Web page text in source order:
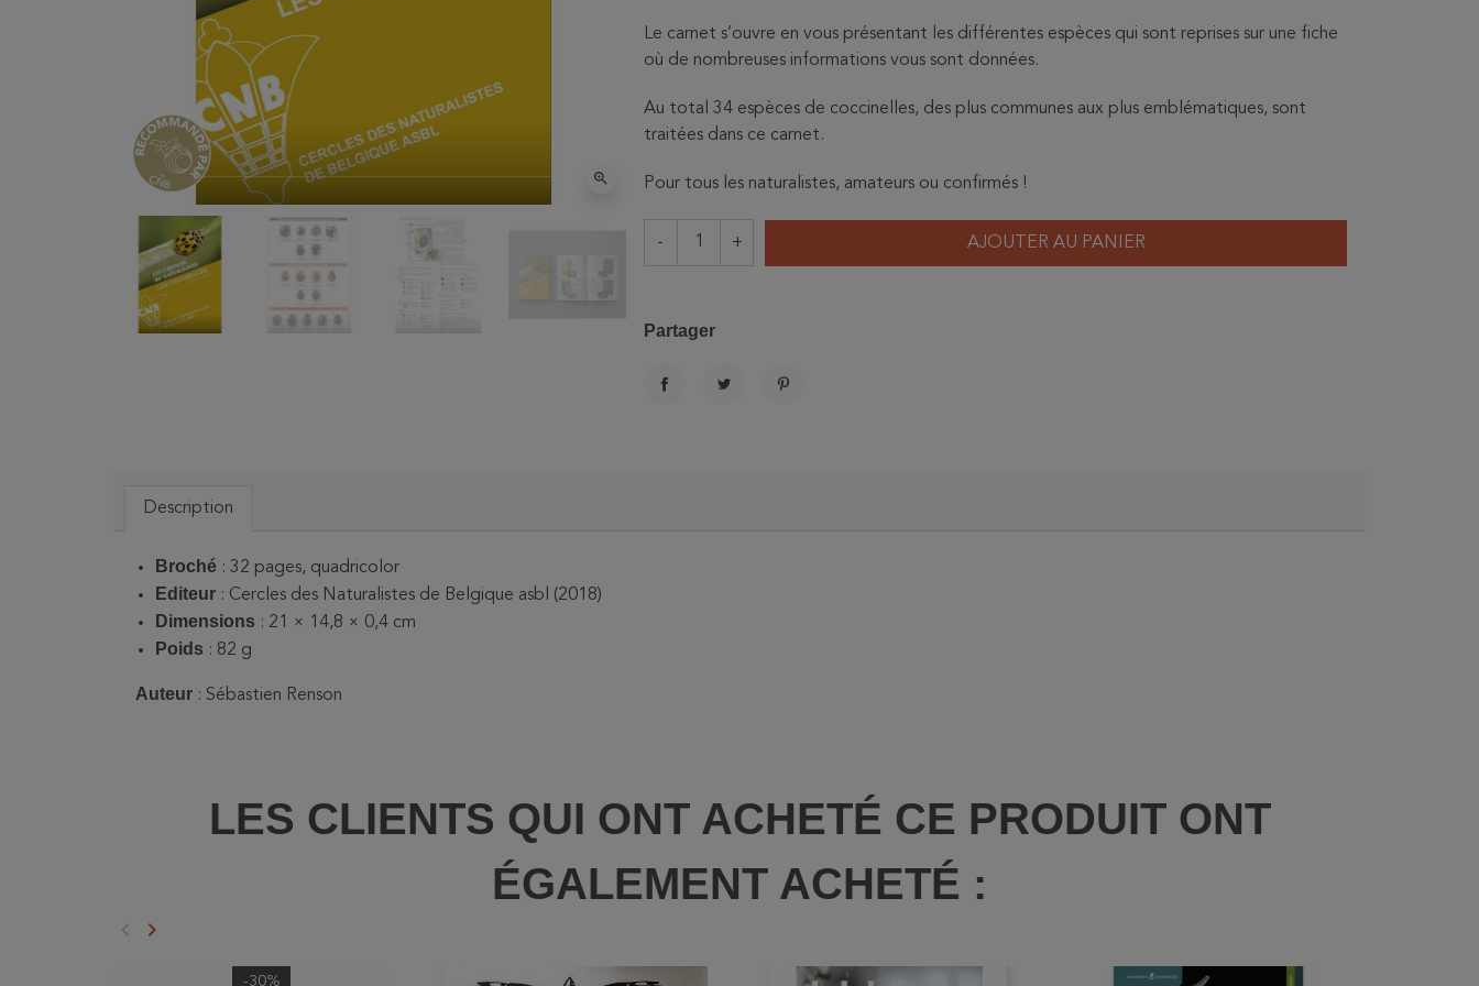
zoom_in
Le carnet s’ouvre en vous présentant les différentes espèces qui sont reprises sur une fiche
où de nombreuses informations vous sont données.
Au total 34 espèces de coccinelles, des plus communes aux plus emblématiques, sont
traitées dans ce carnet.
Pour tous les naturalistes, amateurs ou confirmés !
- + AJOUTER AU PANIER
Partager
Description
Broché : 32 pages, quadricolor
Editeur : Cercles des Naturalistes de Belgique asbl (2018)
Dimensions : 21 × 14,8 × 0,4 cm
Poids : 82 g
Auteur : Sébastien Renson
LES CLIENTS QUI ONT ACHETÉ CE PRODUIT ONT
ÉGALEMENT ACHETÉ :
Précédent
keyboard_arrow_left Suivant
keyboard_arrow_right
-30%